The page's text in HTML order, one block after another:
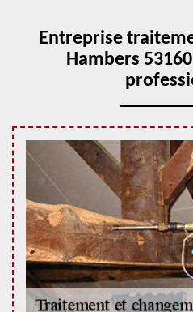
Entreprise
Hambers